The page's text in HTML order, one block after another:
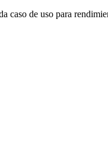
caso de uso para